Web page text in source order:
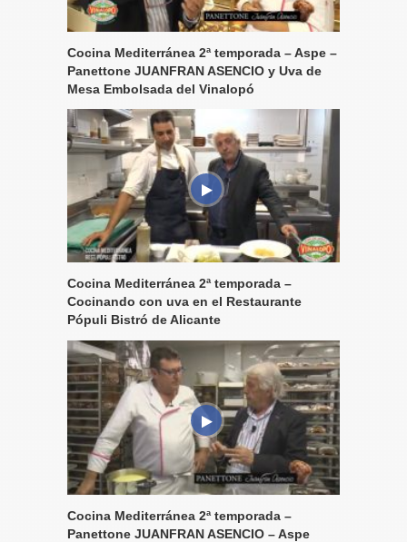
Cocina Mediterránea 2ª temporada – Aspe –
Panettone JUANFRAN ASENCIO y Uva de
Mesa Embolsada del Vinalopó
Cocina Mediterránea 2ª temporada –
Cocinando con uva en el Restaurante
Pópuli Bistró de Alicante
Cocina Mediterránea 2ª temporada –
Panettone JUANFRAN ASENCIO – Aspe